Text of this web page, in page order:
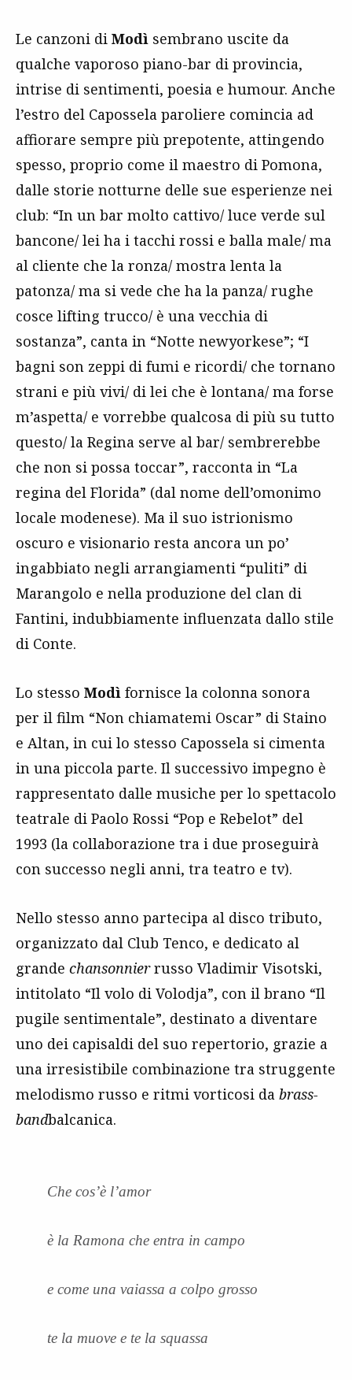
Le canzoni di Modì sembrano uscite da
qualche vaporoso piano-bar di provincia,
intrise di sentimenti, poesia e humour. Anche
l’estro del Capossela paroliere comincia ad
affiorare sempre più prepotente, attingendo
spesso, proprio come il maestro di Pomona,
dalle storie notturne delle sue esperienze nei
club: “In un bar molto cattivo/ luce verde sul
bancone/ lei ha i tacchi rossi e balla male/ ma
al cliente che la ronza/ mostra lenta la
patonza/ ma si vede che ha la panza/ rughe
cosce lifting trucco/ è una vecchia di
sostanza”, canta in “Notte newyorkese”; “I
bagni son zeppi di fumi e ricordi/ che tornano
strani e più vivi/ di lei che è lontana/ ma forse
m’aspetta/ e vorrebbe qualcosa di più su tutto
questo/ la Regina serve al bar/ sembrerebbe
che non si possa toccar”, racconta in “La
regina del Florida” (dal nome dell’omonimo
locale modenese). Ma il suo istrionismo
oscuro e visionario resta ancora un po’
ingabbiato negli arrangiamenti “puliti” di
Marangolo e nella produzione del clan di
Fantini, indubbiamente influenzata dallo stile
di Conte.
Lo stesso Modì fornisce la colonna sonora
per il film “Non chiamatemi Oscar” di Staino
e Altan, in cui lo stesso Capossela si cimenta
in una piccola parte. Il successivo impegno è
rappresentato dalle musiche per lo spettacolo
teatrale di Paolo Rossi “Pop e Rebelot” del
1993 (la collaborazione tra i due proseguirà
con successo negli anni, tra teatro e tv).
Nello stesso anno partecipa al disco tributo,
organizzato dal Club Tenco, e dedicato al
grande chansonnierrusso Vladimir Visotski,
intitolato “Il volo di Volodja”, con il brano “Il
pugile sentimentale”, destinato a diventare
uno dei capisaldi del suo repertorio, grazie a
una irresistibile combinazione tra struggente
melodismo russo e ritmi vorticosi da brass-
bandbalcanica.
Che cos’è l’amor
è la Ramona che entra in campo
e come una vaiassa a colpo grosso
te la muove e te la squassa